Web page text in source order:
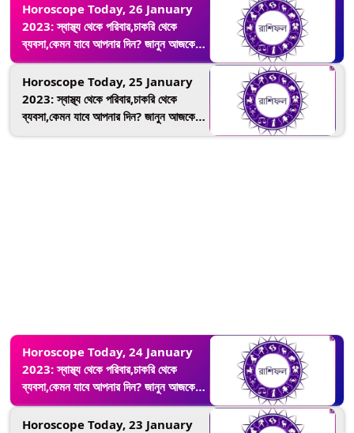
Horoscope Today, 26 January
2023: স্বাস্থ্য থেকে পরিবার,চাকরি থেকে
ব্যবসা,কেমন যাবে আপনার দিন? জানুন আজকের
রাশিফল
Horoscope Today, 25 January
2023: স্বাস্থ্য থেকে পরিবার,চাকরি থেকে
ব্যবসা,কেমন যাবে আপনার দিন? জানুন আজকের
Horoscope Today, 24 January
2023: স্বাস্থ্য থেকে পরিবার,চাকরি থেকে
ব্যবসা,কেমন যাবে আপনার দিন? জানুন আজকের
রাশিফল
Horoscope Today, 23 January